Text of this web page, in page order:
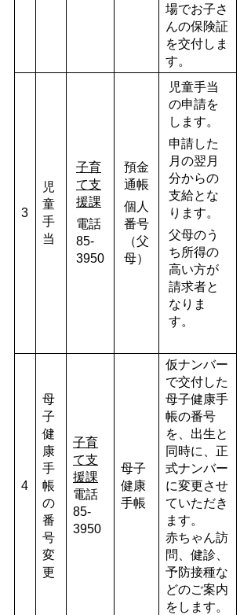
場でお子さ
んの保険証
を交付しま
す。
3
児
童
手
当
子育
て支
援課
電話
85-
3950
預金
通帳
個人
番号
（父
母）
児童手当
の申請を
します。
申請した
月の翌月
分からの
支給とな
ります。
父母のう
ち所得の
高い方が
請求者と
なりま
す。
4
母
子
健
康
手
帳
の
番
号
変
更
子育
て支
援課
電話
85-
3950
母子
健康
手帳
仮ナンバー
で交付した
母子健康手
帳の番号
を、出生と
同時に、正
式ナンバー
に変更させ
ていただき
ます。
赤ちゃん訪
問、健診、
予防接種な
どのご案内
をします。